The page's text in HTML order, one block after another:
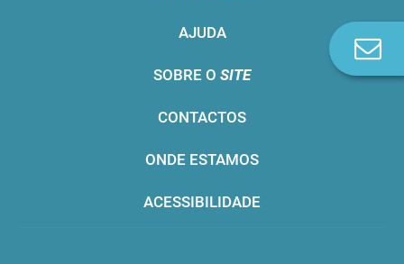
AJUDA
SOBRE O SITE
CONTACTOS
ONDE ESTAMOS
ACESSIBILIDADE